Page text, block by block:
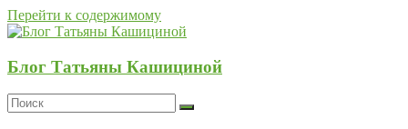
Перейти к содержимому
Блог Татьяны Кашициной